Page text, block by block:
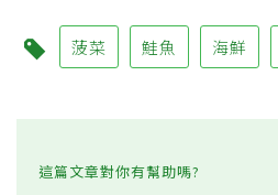
菠菜 鮭魚 海鮮
這篇文章對你有幫助嗎?